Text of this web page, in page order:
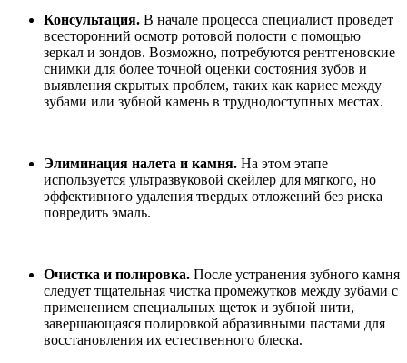
Консультация. В начале процесса специалист проведет
всесторонний осмотр ротовой полости с помощью
зеркал и зондов. Возможно, потребуются рентгеновские
снимки для более точной оценки состояния зубов и
выявления скрытых проблем, таких как кариес между
зубами или зубной камень в труднодоступных местах.
Элиминация налета и камня. На этом этапе
используется ультразвуковой скейлер для мягкого, но
эффективного удаления твердых отложений без риска
повредить эмаль.
Очистка и полировка. После устранения зубного камня
следует тщательная чистка промежутков между зубами с
применением специальных щеток и зубной нити,
завершающаяся полировкой абразивными пастами для
восстановления их естественного блеска.